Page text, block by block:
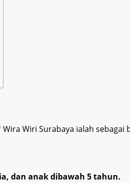
Wiri Surabaya ialah sebagai
dan anak dibawah 5 tahun.